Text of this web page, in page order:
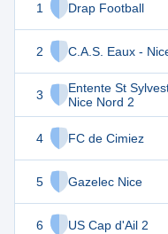
1 Drap Football
2 C.A.S. Eaux -
3
Entente St
Nice Nord 2
4 FC de Cimiez
5 Gazelec Nice
6 US Cap d'Ail 2
47
44